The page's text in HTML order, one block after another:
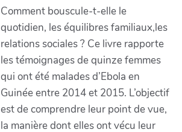
Comment bouscule-t-elle le
quotidien, les équilibres familiaux,les
relations sociales ? Ce livre rapporte
les témoignages de quinze femmes
qui ont été malades d’Ebola en
Guinée entre 2014 et 2015. L’objectif
est de comprendre leur point de vue,
la manière dont elles ont vécu leur